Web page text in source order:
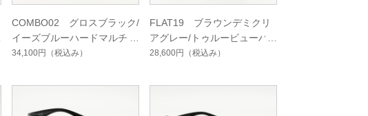
COMBO02 グロスブラック/
イーズブルーハードマルチシ
ングルコート
34,100円 （税込み）
FLAT19 ブラウンデミクリ
アグレー/トゥルービューハ
ードマルチシングルコート
28,600円 （税込み）